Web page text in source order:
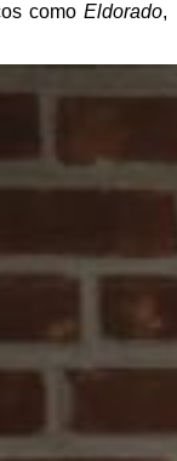
como Eldorado,